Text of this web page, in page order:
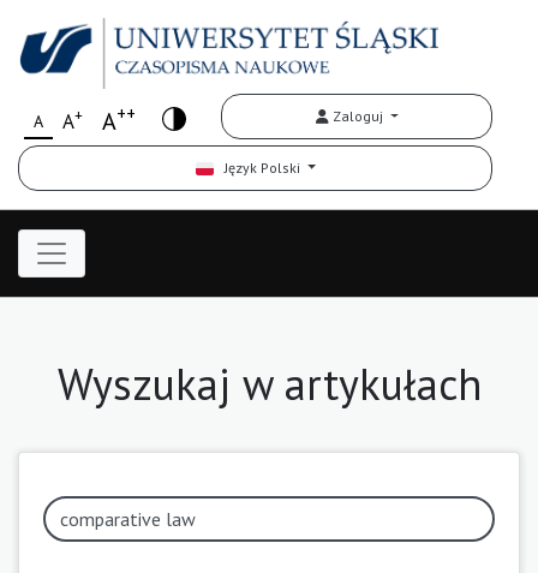
A A+ A++ Zaloguj
Język Polski
Wyszukaj w artykułach